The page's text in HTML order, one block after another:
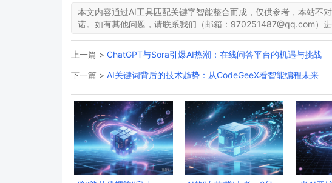
本文内容通过AI工具匹配关键字智能整合而成，仅供参考，本站不
诺。如有其他问题，请联系我们（邮箱：970251487@qq.com）进
上一篇 > ChatGPT与Sora引爆AI热潮：在线问答平台的机遇与挑战
下一篇 > AI关键词背后的技术趋势：从CodeGeeX看智能编程未来